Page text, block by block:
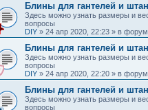
Блины для гантелей и
Здесь можно узнать размеры и
вопросы
DIY » 24 апр 2020, 22:23 » в
Блины для гантелей и
Здесь можно узнать размеры и
вопросы
DIY » 24 апр 2020, 22:20 » в
Блины для гантелей и
Здесь можно узнать размеры и
вопросы